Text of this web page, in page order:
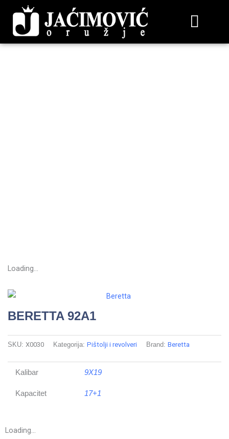
Loading...
BERETTA 92A1
SKU: X0030 Kategorija: Pištolji i revolveri Brand: Beretta
Kalibar 9X19
Kapacitet 17+1
Loading...